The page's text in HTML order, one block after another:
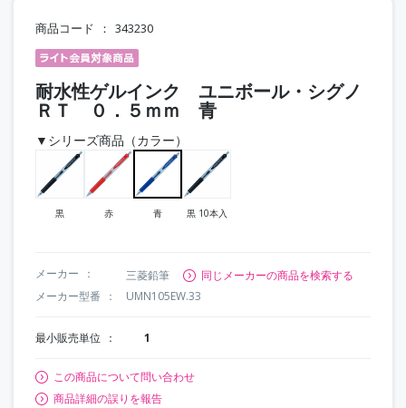
商品コード 343230
耐水性ゲルインク ユニボール・シグノ
ＲＴ ０．５ｍｍ 青
▼シリーズ商品（カラー）
黒 赤 青 黒 10本入
メーカー 三菱鉛筆
同じメーカーの商品を検索する
メーカー型番
UMN105EW.33
最小販売単位 1
この商品について問い合わせ
商品詳細の誤りを報告